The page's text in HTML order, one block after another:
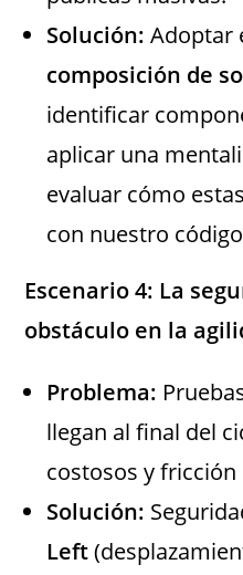
Solución: Adoptar
composición de
identificar
aplicar una
evaluar cómo
con nuestro
Escenario4: La
obstáculo en la
Problema:
llegan al final del
costosos y
Solución:
Left